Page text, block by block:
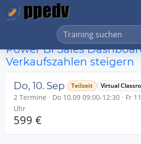
Power BI Sales
Verkaufszahlen steigern
Do, 10. Sep Teilzeit Virtual
2 Termine · Do 10.09 09:00-12:30 · Fr
Uhr
599 €